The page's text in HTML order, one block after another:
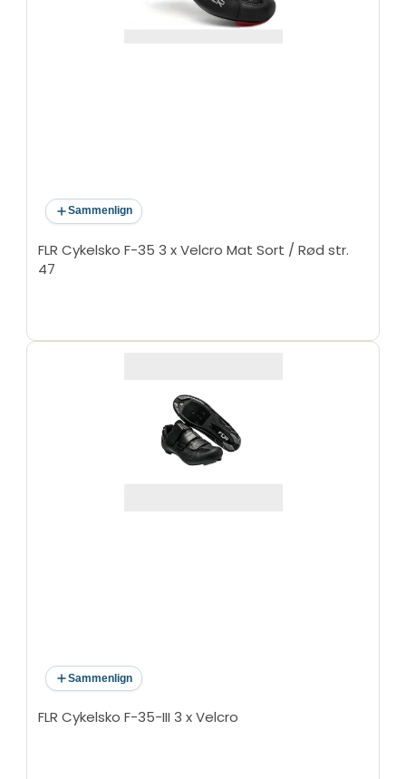
Sammenlign
FLR Cykelsko F-35 3 x Velcro Mat Sort / Rød str.
47
Sammenlign
FLR Cykelsko F-35-III 3 x Velcro